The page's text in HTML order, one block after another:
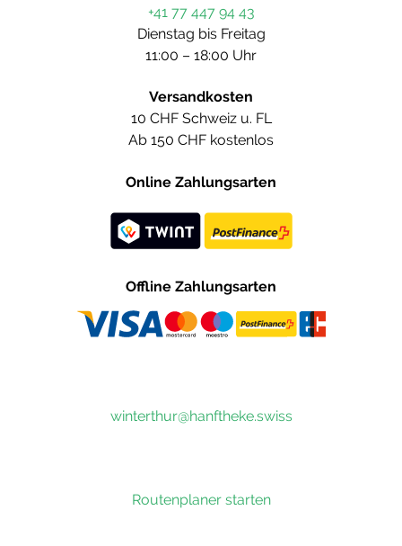
+41 77 447 94 43
Dienstag bis Freitag
11:00 – 18:00 Uhr
Versandkosten
10 CHF Schweiz u. FL
Ab 150 CHF kostenlos
Online Zahlungsarten
Offline Zahlungsarten
winterthur@hanftheke.swiss
Routenplaner starten